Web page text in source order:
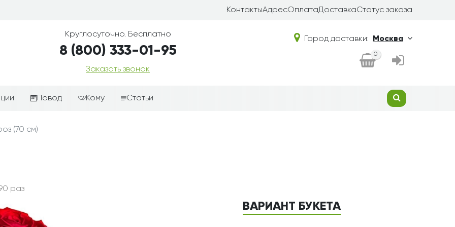
КонтактыАдресОплатаДоставкаСтатус заказа
Круглосуточно. Бесплатно
8 (800) 333-01-95
Заказать звонок
Город доставки: Москва
0
Повод
цветам
Кому Статьи
(70 см)
раз
ВАРИАНТ БУКЕТА